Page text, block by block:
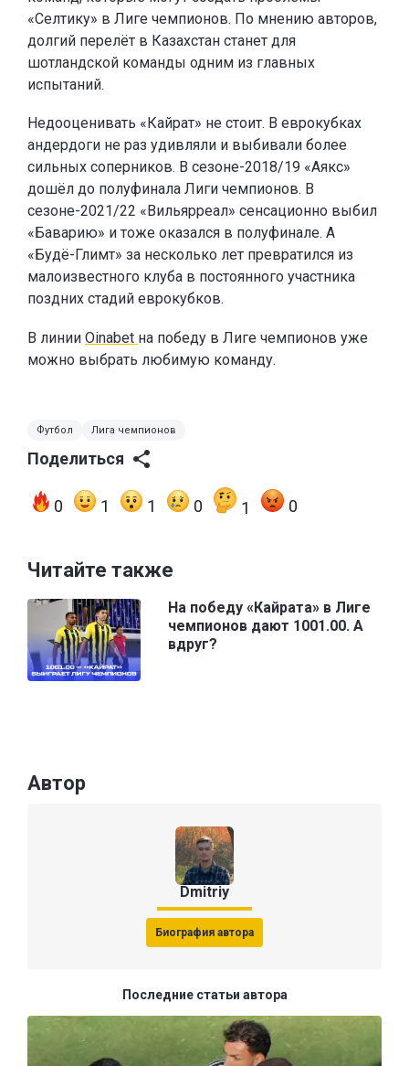
«Селтику» в Лиге чемпионов. По мнению авторов,
долгий перелёт в Казахстан станет для
шотландской команды одним из главных
испытаний.
Недооценивать «Кайрат» не стоит. В еврокубках
андердоги не раз удивляли и выбивали более
сильных соперников. В сезоне-2018/19 «Аякс»
дошёл до полуфинала Лиги чемпионов. В
сезоне-2021/22 «Вильярреал» сенсационно выбил
«Баварию» и тоже оказался в полуфинале. А
«Будё-Глимт» за несколько лет превратился из
малоизвестного клуба в постоянного участника
поздних стадий еврокубков.
В линии Oinabet на победу в Лиге чемпионов уже
можно выбрать любимую команду.
Футбол Лига чемпионов
Поделиться
0 1 1 0 1 0
Читайте также
На победу «Кайрата» в Лиге
чемпионов дают 1001.00. А
вдруг?
Автор
Dmitriy
Биография автора
Последние статьи автора